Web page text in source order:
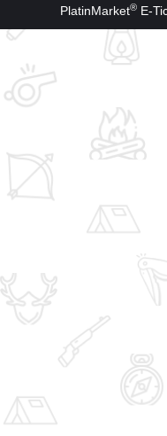
PlatinMarket®E-